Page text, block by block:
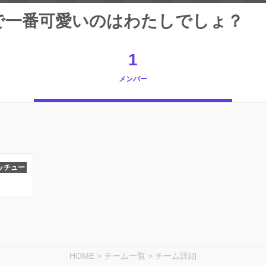
一番可愛いのはわたしでしょ？
1
メンバー
チュー
HOME > チーム一覧 > チーム詳細